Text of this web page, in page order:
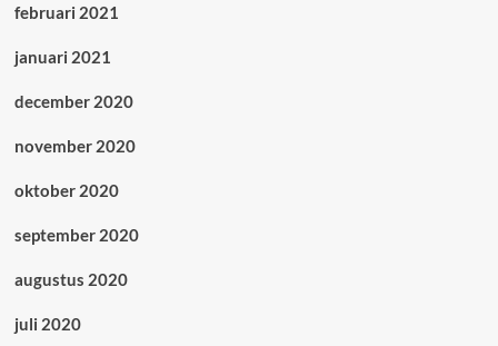
februari 2021
januari 2021
december 2020
november 2020
oktober 2020
september 2020
augustus 2020
juli 2020